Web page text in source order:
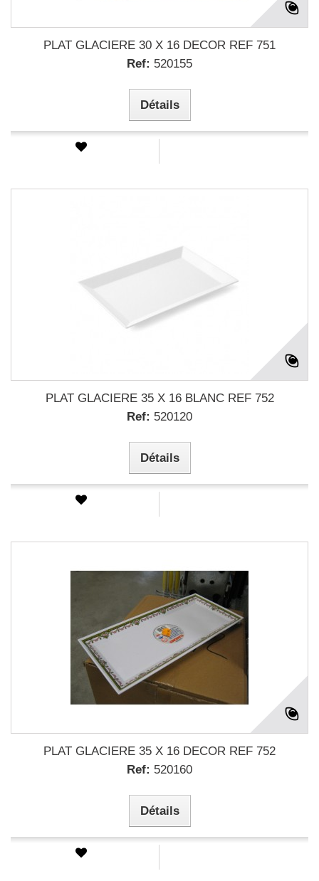
PLAT GLACIERE 30 X 16 DECOR REF 751
Ref: 520155
Détails
PLAT GLACIERE 35 X 16 BLANC REF 752
Ref: 520120
Détails
PLAT GLACIERE 35 X 16 DECOR REF 752
Ref: 520160
Détails